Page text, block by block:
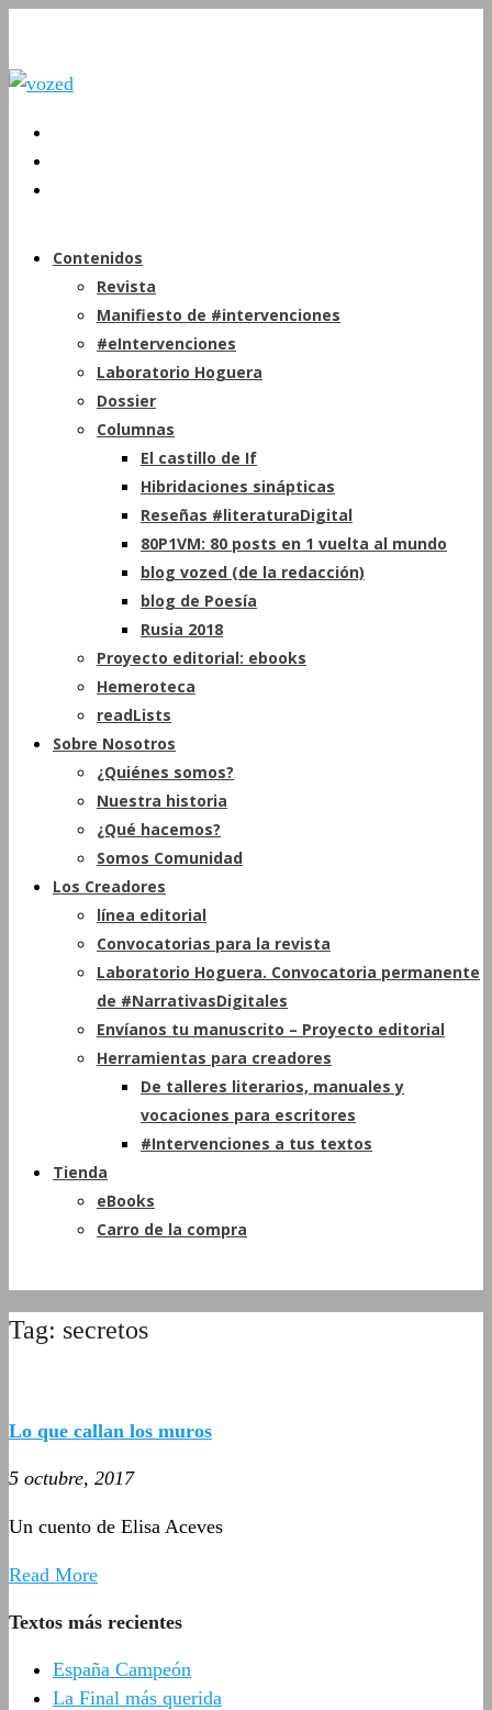
Contenidos
Revista
Manifiesto de #intervenciones
#eIntervenciones
Laboratorio Hoguera
Dossier
Columnas
El castillo de If
Hibridaciones sinápticas
Reseñas #literaturaDigital
80P1VM: 80 posts en 1 vuelta al mundo
blog vozed (de la redacción)
blog de Poesía
Rusia 2018
Proyecto editorial: ebooks
Hemeroteca
readLists
Sobre Nosotros
¿Quiénes somos?
Nuestra historia
¿Qué hacemos?
Somos Comunidad
Los Creadores
línea editorial
Convocatorias para la revista
Laboratorio Hoguera. Convocatoria permanente
de #NarrativasDigitales
Envíanos tu manuscrito – Proyecto editorial
Herramientas para creadores
De talleres literarios, manuales y
vocaciones para escritores
#Intervenciones a tus textos
Tienda
eBooks
Carro de la compra
Tag: secretos
Lo que callan los muros
5 octubre, 2017
Un cuento de Elisa Aceves
Read More
Textos más recientes
España Campeón
La Final más querida